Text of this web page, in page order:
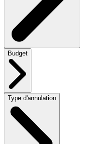
Budget
Type d'annulation